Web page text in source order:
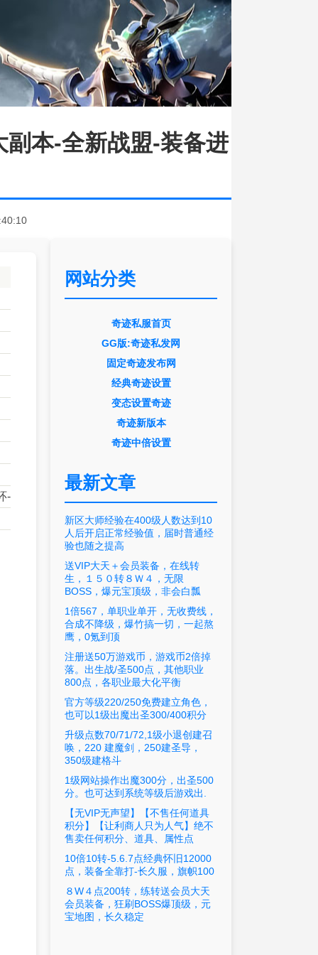
本-全新战盟-装备进
-
网站分类
奇迹私服首页
GG版:奇迹私发网
固定奇迹发布网
经典奇迹设置
变态设置奇迹
奇迹新版本
奇迹中倍设置
最新文章
新区大师经验在400级人数达到10
人后开启正常经验值，届时普通经
验也随之提高
送VIP大天＋会员装备，在线转
生，１５０转８Ｗ４，无限
BOSS，爆元宝顶级，非会白瓢
1倍567，单职业单开，无收费线，
合成不降级，爆竹搞一切，一起熬
鹰，0氪到顶
注册送50万游戏币，游戏币2倍掉
落。出生战/圣500点，其他职业
800点，各职业最大化平衡
官方等级220/250免费建立角色，
也可以1级出魔出圣300/400积分
升级点数70/71/72,1级小退创建召
唤，220 建魔剑，250建圣导，
350级建格斗
1级网站操作出魔300分，出圣500
分。也可达到系统等级后游戏出.
【无VIP无声望】【不售任何道具
积分】【让利商人只为人气】绝不
售卖任何积分、道具、属性点
10倍10转-5.6.7点经典怀旧12000
点，装备全靠打-长久服，旗帜100
８W４点200转，练转送会员大天
会员装备，狂刷BOSS爆顶级，元
宝地图，长久稳定